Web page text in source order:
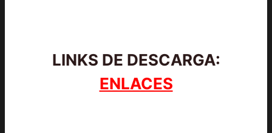
LINKS DE DESCARGA:
ENLACES